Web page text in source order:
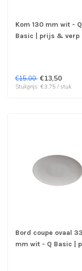
Kom 130 mm wit - Q
Basic | prijs & verp
€15,00 €13,50
Stukprijs: €3,75 / stuk
Bord coupe ovaal
mm wit - Q Basic |